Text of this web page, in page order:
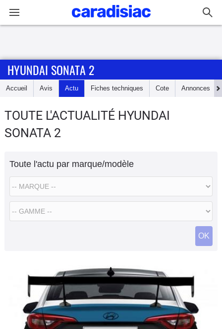
Accueil
Essais
Electriques
Utilitaires
Forum
Moto
HYUNDAI SONATA 2
Accueil Avis Actu Fiches techniques Cote Annonces
TOUTE L'ACTUALITÉ HYUNDAI
SONATA 2
Toute l'actu par marque/modèle
OK